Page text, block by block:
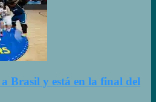
Brasil y está en la final del